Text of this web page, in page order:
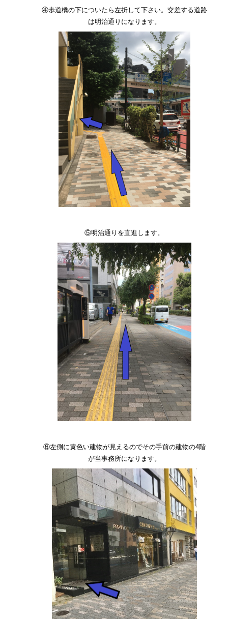
④歩道橋の下についたら左折して下さい。交差する道路
は明治通りになります。
⑤明治通りを直進します。
⑥左側に黄色い建物が見えるのでその手前の建物の4階
が当事務所になります。